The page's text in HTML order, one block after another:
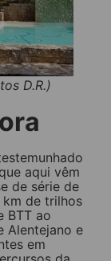
D.R.)
aqui vêm
de série de
de trilhos
BTT ao
Alentejano e
em